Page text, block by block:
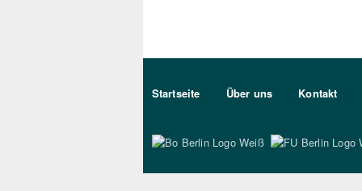
Sekundärmenu DE
Startseite Über uns Kontakt
Bo Berlin Logo